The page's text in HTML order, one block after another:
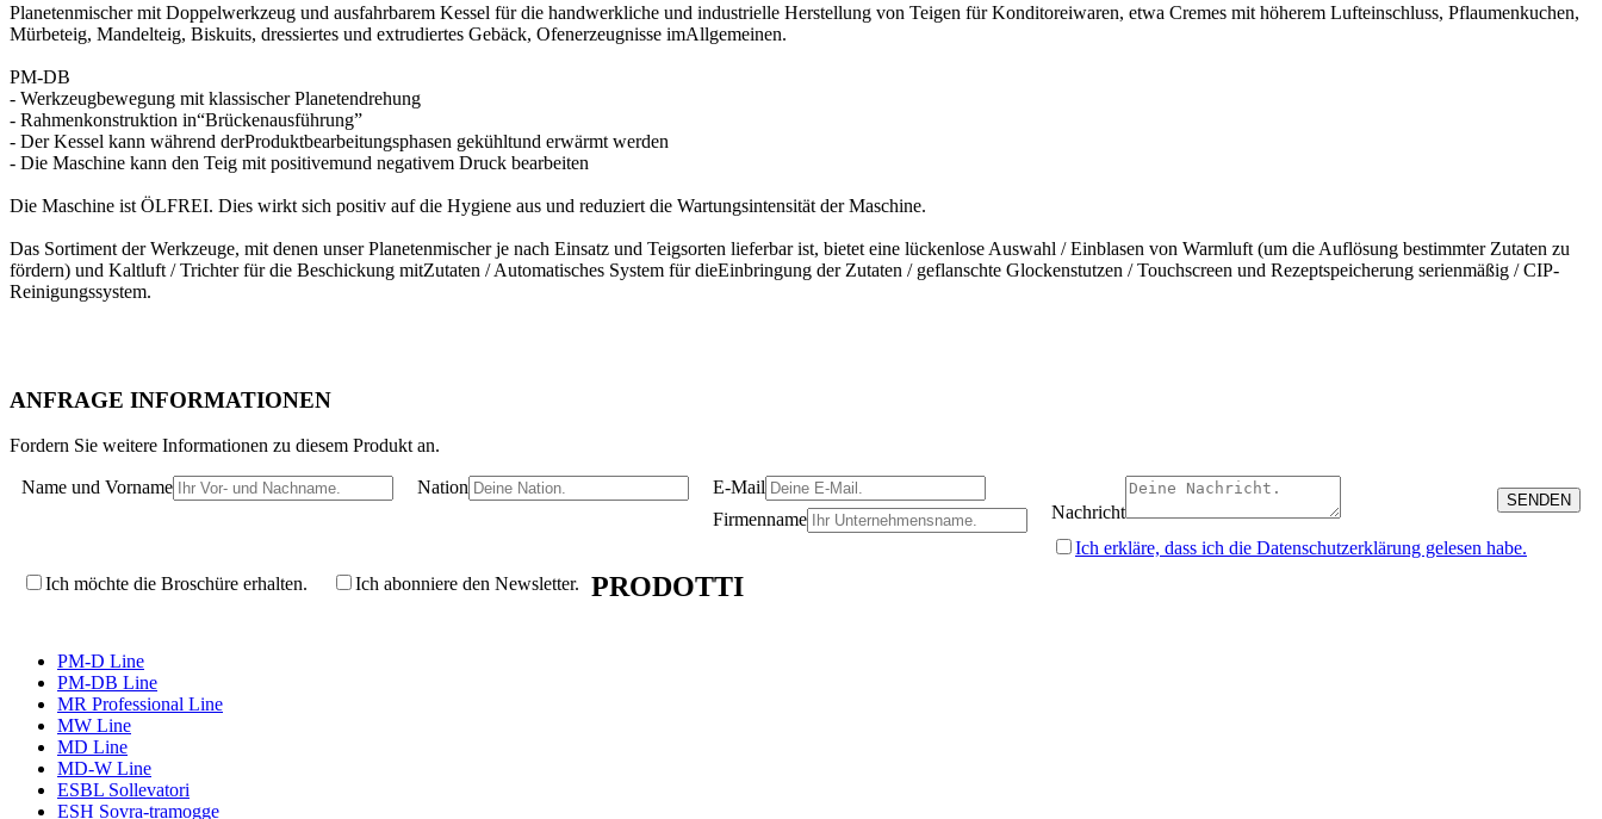
Planetenmischer mit Doppelwerkzeug und ausfahrbarem Kessel für die handwerkliche und industrielle Herstellung von Teigen für Konditoreiwaren, etwa Cremes mit höherem Lufteinschluss, Pflaumenkuchen,
Mürbeteig, Mandelteig, Biskuits, dressiertes und extrudiertes Gebäck, Ofenerzeugnisse imAllgemeinen.
PM-DB
- Werkzeugbewegung mit klassischer Planetendrehung
- Rahmenkonstruktion in“Brückenausführung”
- Der Kessel kann während derProduktbearbeitungsphasen gekühltund erwärmt werden
- Die Maschine kann den Teig mit positivemund negativem Druck bearbeiten
Die Maschine ist ÖLFREI. Dies wirkt sich positiv auf die Hygiene aus und reduziert die Wartungsintensität der Maschine.
Das Sortiment der Werkzeuge, mit denen unser Planetenmischer je nach Einsatz und Teigsorten lieferbar ist, bietet eine lückenlose Auswahl / Einblasen von Warmluft (um die Auflösung bestimmter Zutaten zu
fördern) und Kaltluft / Trichter für die Beschickung mitZutaten / Automatisches System für dieEinbringung der Zutaten / geflanschte Glockenstutzen / Touchscreen und Rezeptspeicherung serienmäßig / CIP-
Reinigungssystem.
ANFRAGE INFORMATIONEN
Fordern Sie weitere Informationen zu diesem Produkt an.
Name und Vorname Nation
E-Mail
Firmenname
Nachricht
Ich erkläre, dass ich die Datenschutzerklärung gelesen habe.
Ich möchte die Broschüre erhalten.
Ich abonniere den Newsletter. PRODOTTI
PM-D Line
PM-DB Line
MR Professional Line
MW Line
MD Line
MD-W Line
ESBL Sollevatori
ESH Sovra-tramogge